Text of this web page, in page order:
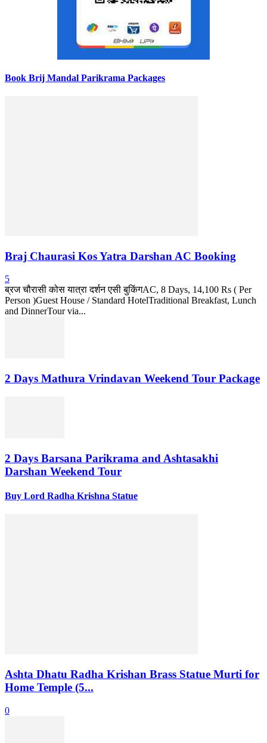
Book Brij Mandal Parikrama Packages
Braj Chaurasi Kos Yatra Darshan AC Booking
5
ब्रज चौरासी कोस यात्रा दर्शन एसी बुकिंगAC, 8 Days, 14,100 Rs ( Per
Person )Guest House / Standard HotelTraditional Breakfast, Lunch
and DinnerTour via...
2 Days Mathura Vrindavan Weekend Tour Package
2 Days Barsana Parikrama and Ashtasakhi
Darshan Weekend Tour
Buy Lord Radha Krishna Statue
Ashta Dhatu Radha Krishan Brass Statue Murti for
Home Temple (5...
0